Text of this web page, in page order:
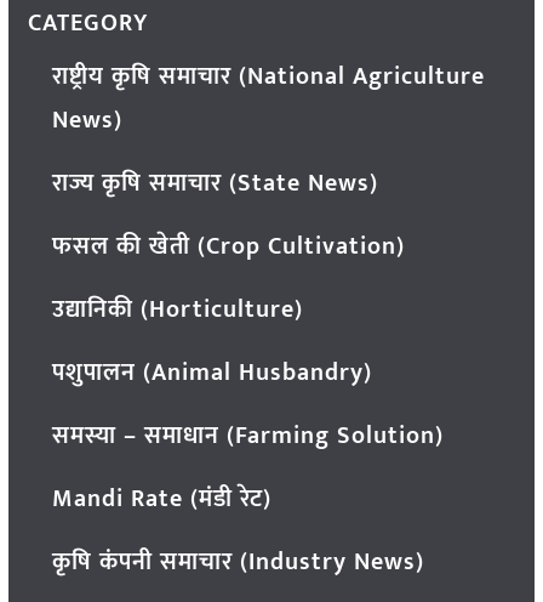
CATEGORY
राष्ट्रीय कृषि समाचार (National Agriculture
News)
राज्य कृषि समाचार (State News)
फसल की खेती (Crop Cultivation)
उद्यानिकी (Horticulture)
पशुपालन (Animal Husbandry)
समस्या – समाधान (Farming Solution)
Mandi Rate (मंडी रेट)
कृषि कंपनी समाचार (Industry News)